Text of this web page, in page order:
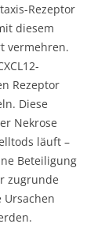
Rezeptor
diesem
vermehren.
Rezeptor
Diese
Nekrose
läuft –
Beteiligung
zugrunde
Ursachen